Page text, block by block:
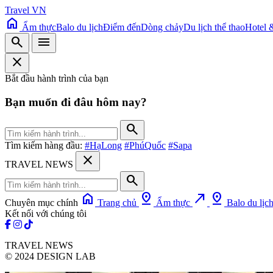
Travel VN
home Ẩm thựcBalo du lịchĐiểm đếnDòng chảyDu lịch thể thaoHotel
search
menu
close
Bắt đầu hành trình của bạn
Bạn muốn đi đâu hôm nay?
search
Tìm kiếm hàng đầu: #HạLong #PhúQuốc #Sapa
TRAVEL NEWS
close
search
Chuyên mục chính home Trang chủ pin_drop Ẩm thực north_east pin_drop Balo du lịch
Kết nối với chúng tôi
TRAVEL NEWS
© 2024 DESIGN LAB